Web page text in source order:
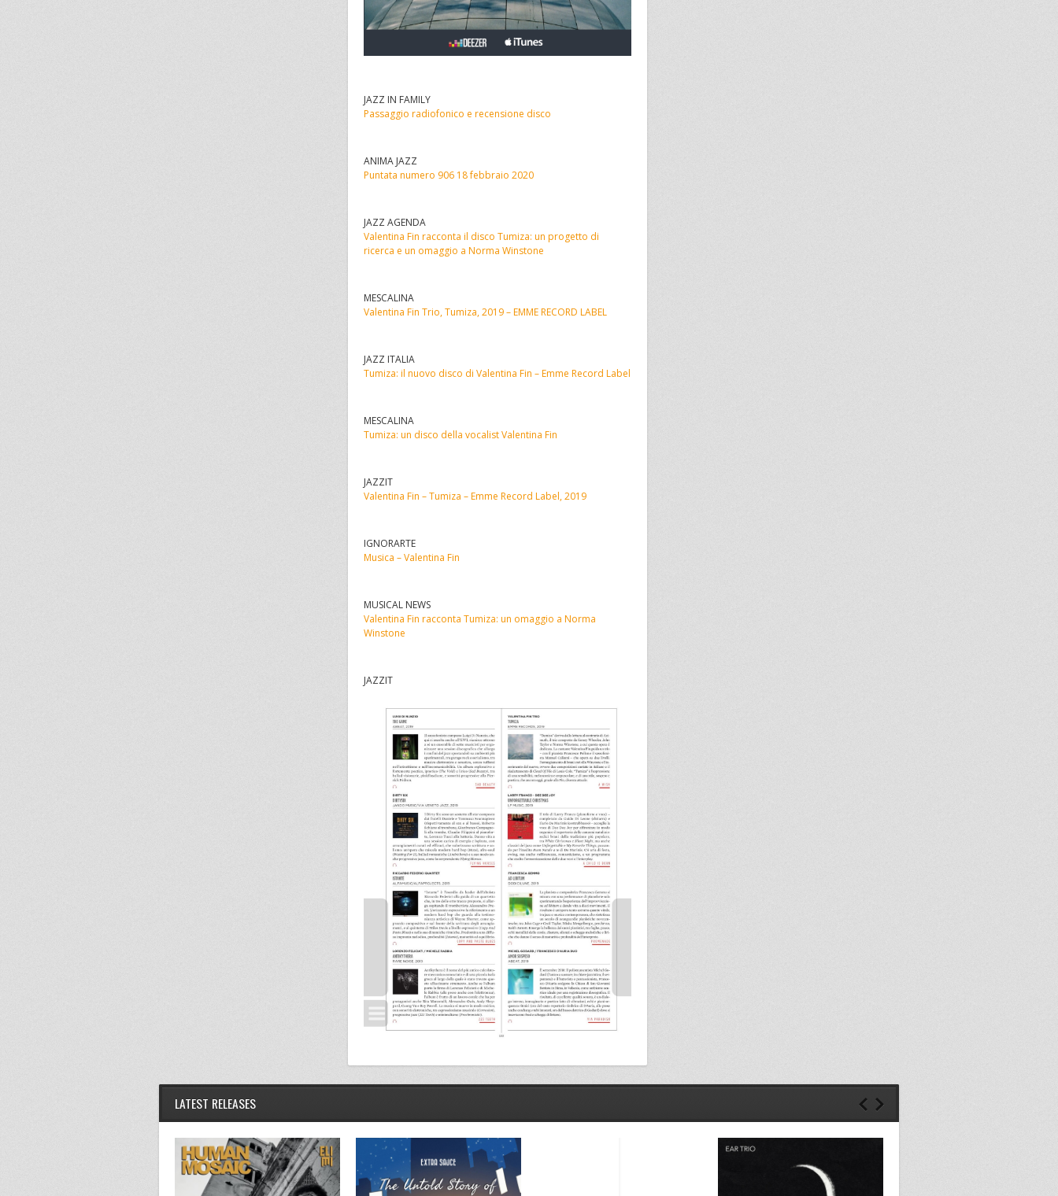
JAZZ IN FAMILY
Passaggio radiofonico e recensione disco
ANIMA JAZZ
Puntata numero 906 18 febbraio 2020
JAZZ AGENDA
Valentina Fin racconta il disco Tumiza: un progetto di
ricerca e un omaggio a Norma Winstone
MESCALINA
Valentina Fin Trio, Tumiza, 2019 – EMME RECORD LABEL
JAZZ ITALIA
Tumiza: il nuovo disco di Valentina Fin – Emme Record Label
MESCALINA
Tumiza: un disco della vocalist Valentina Fin
JAZZIT
Valentina Fin – Tumiza – Emme Record Label, 2019
IGNORARTE
Musica – Valentina Fin
MUSICAL NEWS
Valentina Fin racconta Tumiza: un omaggio a Norma
Winstone
JAZZIT
LATEST RELEASES